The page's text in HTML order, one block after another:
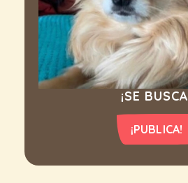
¡SE
¡PUBLICA!